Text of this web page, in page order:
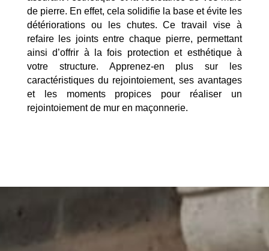
de pierre. En effet, cela solidifie la base et évite les
détériorations ou les chutes. Ce travail vise à
refaire les joints entre chaque pierre, permettant
ainsi d’offrir à la fois protection et esthétique à
votre structure. Apprenez-en plus sur les
caractéristiques du rejointoiement, ses avantages
et les moments propices pour réaliser un
rejointoiement de mur en maçonnerie.